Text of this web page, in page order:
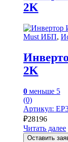
2K
Must ИБП,
2K
0 меньше 5
(0)
Артикул:
₽28196
Читать далее
Оставить